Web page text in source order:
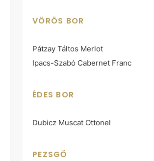
VÖRÖS BOR
Pátzay Táltos Merlot
Ipacs-Szabó Cabernet Franc
ÉDES BOR
Dubicz Muscat Ottonel
PEZSGŐ